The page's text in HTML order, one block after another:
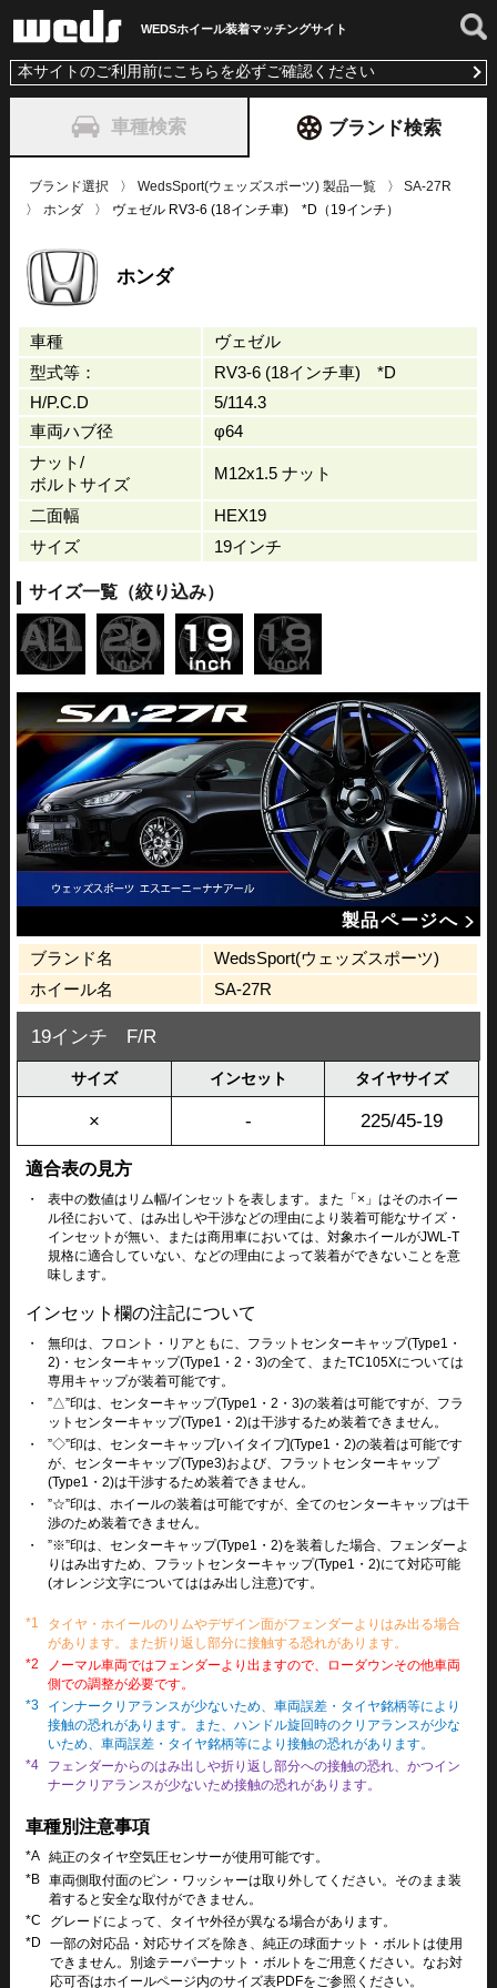
WEDSホイール装着マッチングサイト
本サイトのご利用前にこちらを必ずご確認ください
車種検索 ブランド検索
ブランド選択 WedsSport(ウェッズスポーツ) 製品一覧
SA-27R
ホンダ
ヴェゼル RV3-6 (18インチ車) *D（19インチ）
ホンダ
車種
ヴェゼル
型式等：
RV3-6 (18インチ車) *D
H/P.C.D
5/114.3
車両ハブ径
φ64
ナット/
ボルトサイズ
M12x1.5 ナット
二面幅
HEX19
サイズ
19インチ
サイズ一覧（絞り込み）
製品ページへ
ブランド名
WedsSport(ウェッズスポーツ)
ホイール名
SA-27R
19インチ F/R
サイズ インセット タイヤサイズ
× - 225/45-19
適合表の見方
・
表中の数値はリム幅/インセットを表します。また「×」はそのホイー
ル径において、はみ出しや干渉などの理由により装着可能なサイズ・
インセットが無い、または商用車においては、対象ホイールがJWL-T
規格に適合していない、などの理由によって装着ができないことを意
味します。
インセット欄の注記について
・
無印は、フロント・リアともに、フラットセンターキャップ(Type1・
2)・センターキャップ(Type1・2・3)の全て、またTC105Xについては
専用キャップが装着可能です。
・
”△”印は、センターキャップ(Type1・2・3)の装着は可能ですが、フラ
ットセンターキャップ(Type1・2)は干渉するため装着できません。
・
”◇”印は、センターキャップ[ハイタイプ](Type1・2)の装着は可能です
が、センターキャップ(Type3)および、フラットセンターキャップ
(Type1・2)は干渉するため装着できません。
・
”☆”印は、ホイールの装着は可能ですが、全てのセンターキャップは干
渉のため装着できません。
・
”※”印は、センターキャップ(Type1・2)を装着した場合、フェンダーよ
りはみ出すため、フラットセンターキャップ(Type1・2)にて対応可能
(オレンジ文字についてははみ出し注意)です。
*1
タイヤ・ホイールのリムやデザイン面がフェンダーよりはみ出る場合
があります。また折り返し部分に接触する恐れがあります。
*2
ノーマル車両ではフェンダーより出ますので、ローダウンその他車両
側での調整が必要です。
*3
インナークリアランスが少ないため、車両誤差・タイヤ銘柄等により
接触の恐れがあります。また、ハンドル旋回時のクリアランスが少な
いため、車両誤差・タイヤ銘柄等により接触の恐れがあります。
*4
フェンダーからのはみ出しや折り返し部分への接触の恐れ、かつイン
ナークリアランスが少ないため接触の恐れがあります。
車種別注意事項
*A 純正のタイヤ空気圧センサーが使用可能です。
*B 車両側取付面のピン・ワッシャーは取り外してください。そのまま装
着すると安全な取付ができません。
*C
グレードによって、タイヤ外径が異なる場合があります。
*D
一部の対応品・対応サイズを除き、純正の球面ナット・ボルトは使用
できません。別途テーパーナット・ボルトをご用意ください。なお対
応可否はホイールページ内のサイズ表PDFをご参照ください。